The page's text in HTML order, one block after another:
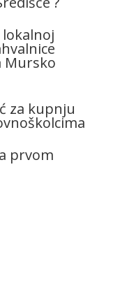
Mursko
za kupnju
prvom